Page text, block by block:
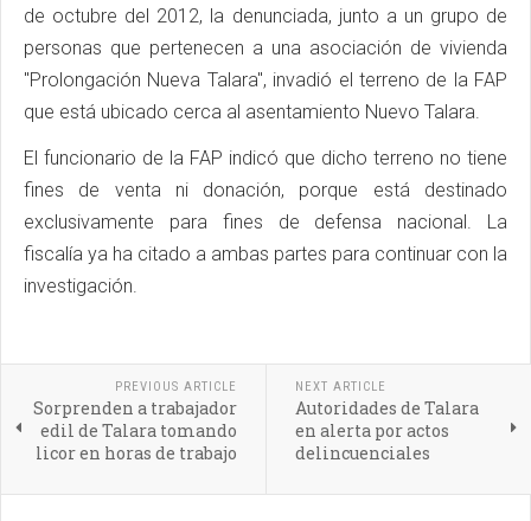
de octubre del 2012, la denunciada, junto a un grupo de
personas que pertenecen a una asociación de vivienda
"Prolongación Nueva Talara", invadió el terreno de la FAP
que está ubicado cerca al asentamiento Nuevo Talara.
El funcionario de la FAP indicó que dicho terreno no tiene
fines de venta ni donación, porque está destinado
exclusivamente para fines de defensa nacional. La
fiscalía ya ha citado a ambas partes para continuar con la
investigación.
PREVIOUS ARTICLE
Sorprenden a trabajador
edil de Talara tomando
licor en horas de trabajo
NEXT ARTICLE
Autoridades de Talara
en alerta por actos
delincuenciales